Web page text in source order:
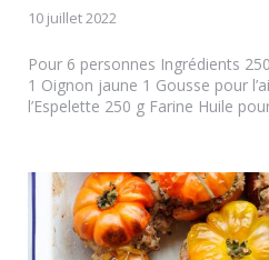
10 juillet 2022
Pour 6 personnes Ingrédients
1 Oignon jaune 1 Gousse pour
l’Espelette 250 g Farine Huile